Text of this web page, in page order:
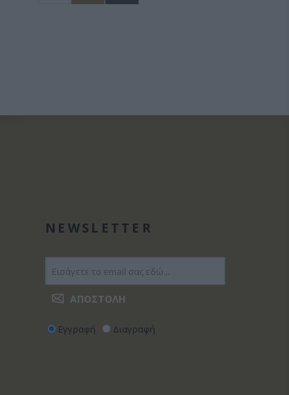
NEWSLETTER
Εγγραφή Διαγραφή